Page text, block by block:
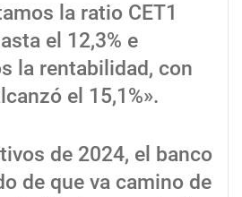
la ratio CET1
el 12,3% e
la rentabilidad, con
el 15,1%».
de 2024, el banco
de que va camino de